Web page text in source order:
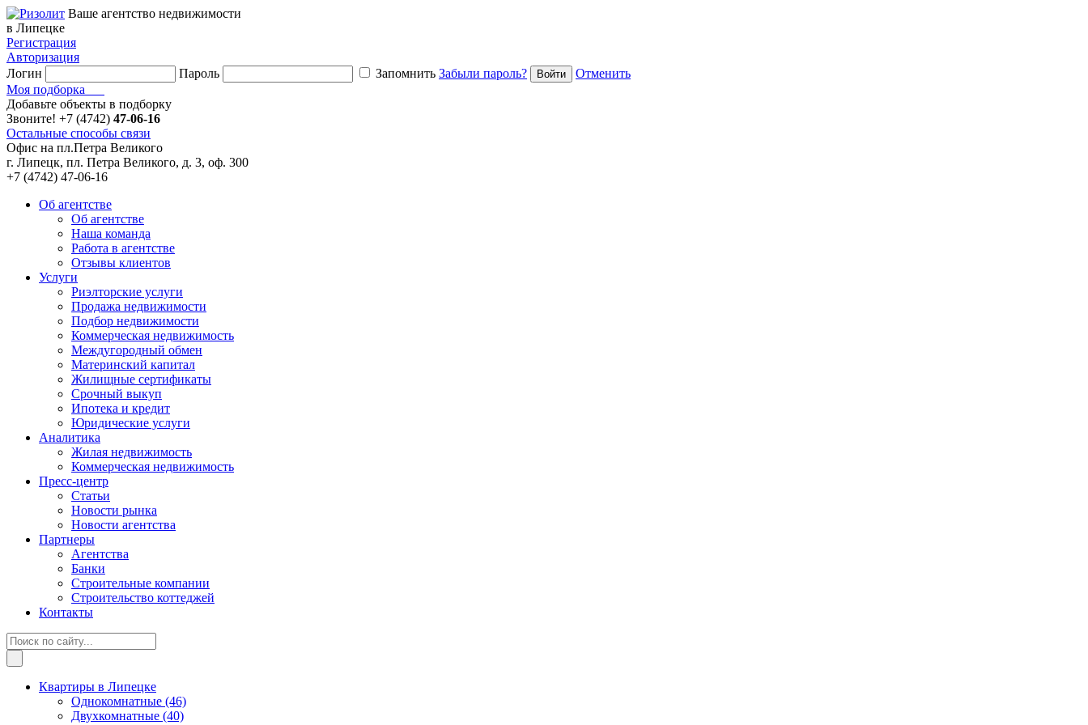
Ваше агентство недвижимости
в Липецке
Регистрация
Авторизация
Логин
Пароль Запомнить Забыли пароль?
Отменить
Моя подборка
Добавьте объекты в подборку
Звоните! +7 (4742) 47-06-16
Остальные способы связи
Офис на пл.Петра Великого
г. Липецк, пл. Петра Великого, д. 3, оф. 300
+7 (4742) 47-06-16
Об агентстве
Об агентстве
Наша команда
Работа в агентстве
Отзывы клиентов
Услуги
Риэлторские услуги
Продажа недвижимости
Подбор недвижимости
Коммерческая недвижимость
Междугородный обмен
Материнский капитал
Жилищные сертификаты
Срочный выкуп
Ипотека и кредит
Юридические услуги
Аналитика
Жилая недвижимость
Коммерческая недвижимость
Пресс-центр
Статьи
Новости рынка
Новости агентства
Партнеры
Агентства
Банки
Строительные компании
Строительство коттеджей
Контакты
Квартиры в Липецке
Однокомнатные (46)
Двухкомнатные (40)